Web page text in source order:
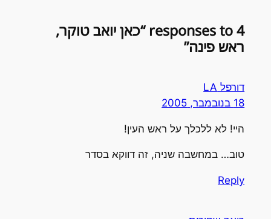
4 responses to “כאן יואב טוקר,
ראש פינה”
דורפל LA
18 בנובמבר, 2005
היי! לא ללכלך על ראש העין!
טוב… במחשבה שניה, זה דווקא בסדר
Reply